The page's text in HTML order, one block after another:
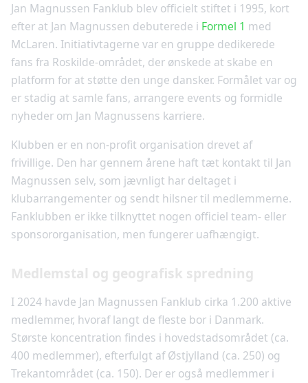
Jan Magnussen Fanklub blev officielt stiftet i 1995, kort
efter at Jan Magnussen debuterede i Formel 1 med
McLaren. Initiativtagerne var en gruppe dedikerede
fans fra Roskilde-området, der ønskede at skabe en
platform for at støtte den unge dansker. Formålet var og
er stadig at samle fans, arrangere events og formidle
nyheder om Jan Magnussens karriere.
Klubben er en non-profit organisation drevet af
frivillige. Den har gennem årene haft tæt kontakt til Jan
Magnussen selv, som jævnligt har deltaget i
klubarrangementer og sendt hilsner til medlemmerne.
Fanklubben er ikke tilknyttet nogen officiel team- eller
sponsororganisation, men fungerer uafhængigt.
Medlemstal og geografisk spredning
I 2024 havde Jan Magnussen Fanklub cirka 1.200 aktive
medlemmer, hvoraf langt de fleste bor i Danmark.
Største koncentration findes i hovedstadsområdet (ca.
400 medlemmer), efterfulgt af Østjylland (ca. 250) og
Trekantområdet (ca. 150). Der er også medlemmer i